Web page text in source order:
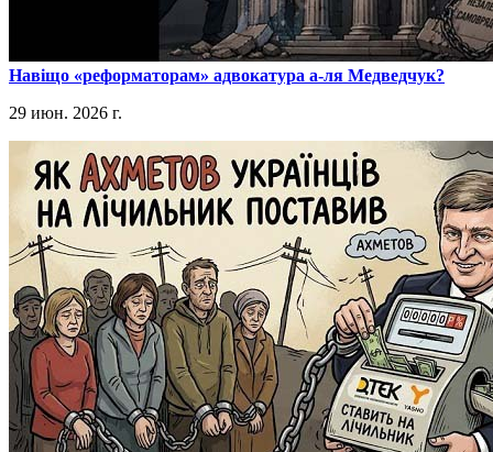
​Навіщо «реформаторам» адвокатура а-ля Медведчук?
29 июн. 2026 г.